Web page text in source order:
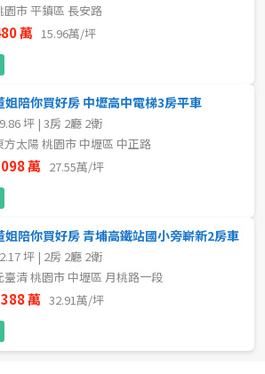
園市 平鎮區 長安路
萬 15.96萬/坪
姐陪你買好房 中壢高中電梯3房平車
坪 | 3房 2廳 2衛
方太陽 桃園市 中壢區 中正路
萬 27.55萬/坪
姐陪你買好房 青埔高鐵站國小旁嶄新2房車
坪 | 2房 2廳 2衛
臺清 桃園市 中壢區 月桃路一段
萬 32.91萬/坪